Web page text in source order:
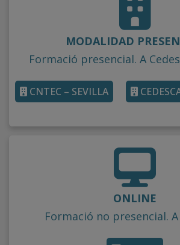
MODALIDAD
Formació presencial. A
CNTEC – SEVILLA
ONLINE
Formació no presencial. A